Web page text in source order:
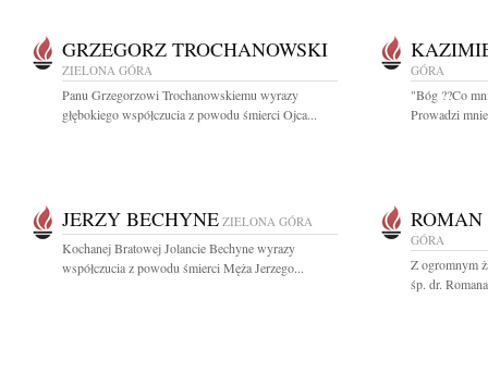
GRZEGORZ TROCHANOWSKI
ZIELONA GÓRA
Panu Grzegorzowi Trochanowskiemu wyrazy
głębokiego współczucia z powodu śmierci Ojca...
GÓRA
"Bóg ??Co
Prowadzi
JERZY BECHYNE ZIELONA GÓRA
Kochanej Bratowej Jolancie Bechyne wyrazy
współczucia z powodu śmierci Męża Jerzego...
GÓRA
Z ogromnym
śp. dr.